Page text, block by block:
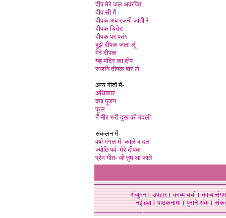
दीप मेरे जल अकंपित
दीप सी मैं
दीपक अब रजनी जाती रे
दीपक चितेरा
दीपक पर पतंग
बुझे दीपक जला लूँ
मेरे दीपक
यह मंदिर का दीप
सजनि दीपक बार ले
अन्य गीतों में-
अधिकार
क्या पूजन
फूल
मैं नीर भरी दुख की बदली
संकलन में—
वर्षा मंगल में- काले बादल
ज्योति पर्व- मेरे दीपक
प्रेम गीत- जो तुम आ जाते
अंजुमन।उपहार।काव्य चर्चा।काव्य संगम
नई हवा। पाठकनामा। पुराने अंक।